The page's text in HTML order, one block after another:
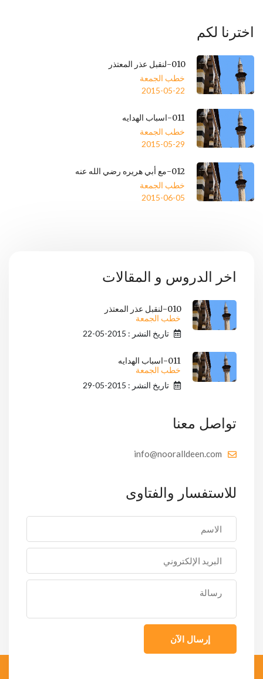
اخترنا لكم
010-لنقبل عذر المعتذر
خطب الجمعة
2015-05-22
011-اسباب الهدايه
خطب الجمعة
2015-05-29
012-مع أبي هريره رضي الله عنه
خطب الجمعة
2015-06-05
اخر الدروس و المقالات
010-لنقبل عذر المعتذر
خطب الجمعة
تاريخ النشر : 2015-05-22
011-اسباب الهدايه
خطب الجمعة
تاريخ النشر : 2015-05-29
تواصل معنا
info@nooralldeen.com
للاستفسار والفتاوى
إرسال الآن